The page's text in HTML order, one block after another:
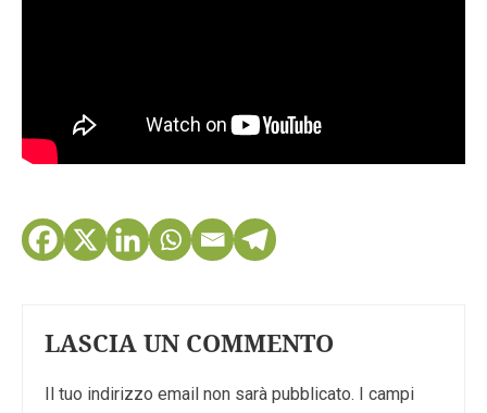
LASCIA UN COMMENTO
Il tuo indirizzo email non sarà pubblicato. I campi